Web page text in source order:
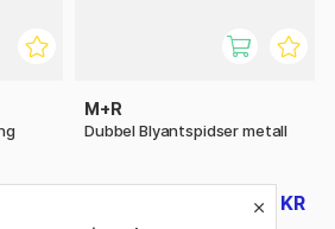
M+R
Dubbel Blyantspidser metall
10 KR